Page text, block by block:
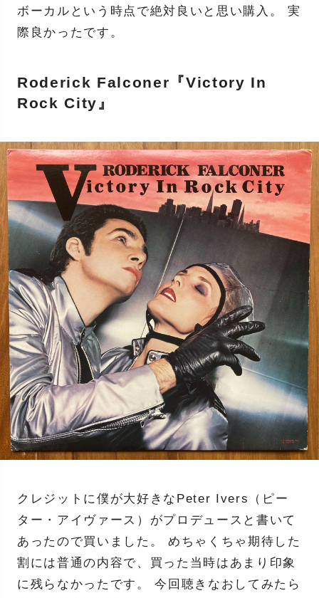
ボーカルという時点で絶対良いと思い購入。 実
際良かったです。
Roderick Falconer『Victory In
Rock City』
クレジットに僕が大好きなPeter Ivers（ピー
ター・アイヴァース）がプロデュースと書いて
あったので買いました。 めちゃくちゃ期待した
割には普通の内容で、買った当時はあまり印象
に残らなかったです。 今回聴きなおしてみたら